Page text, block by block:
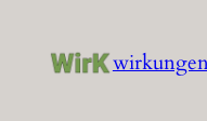
Inhalt